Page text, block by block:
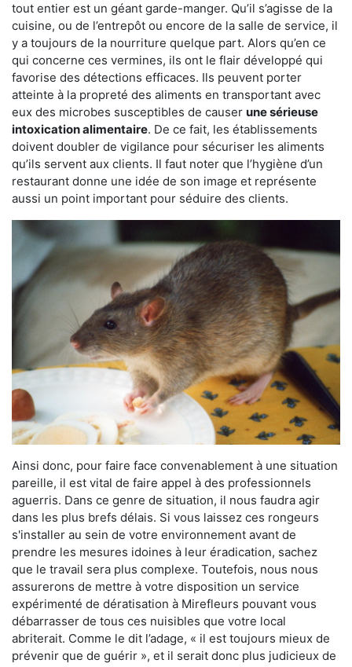
tout entier est un géant garde-manger. Qu’il s’agisse de la
cuisine, ou de l’entrepôt ou encore de la salle de service, il
y a toujours de la nourriture quelque part. Alors qu’en ce
qui concerne ces vermines, ils ont le flair développé qui
favorise des détections efficaces. Ils peuvent porter
atteinte à la propreté des aliments en transportant avec
eux des microbes susceptibles de causer une sérieuse
intoxication alimentaire. De ce fait, les établissements
doivent doubler de vigilance pour sécuriser les aliments
qu’ils servent aux clients. Il faut noter que l’hygiène d’un
restaurant donne une idée de son image et représente
aussi un point important pour séduire des clients.
Ainsi donc, pour faire face convenablement à une situation
pareille, il est vital de faire appel à des professionnels
aguerris. Dans ce genre de situation, il nous faudra agir
dans les plus brefs délais. Si vous laissez ces rongeurs
s'installer au sein de votre environnement avant de
prendre les mesures idoines à leur éradication, sachez
que le travail sera plus complexe. Toutefois, nous nous
assurerons de mettre à votre disposition un service
expérimenté de dératisation à Mirefleurs pouvant vous
débarrasser de tous ces nuisibles que votre local
abriterait. Comme le dit l’adage, « il est toujours mieux de
prévenir que de guérir », et il serait donc plus judicieux de